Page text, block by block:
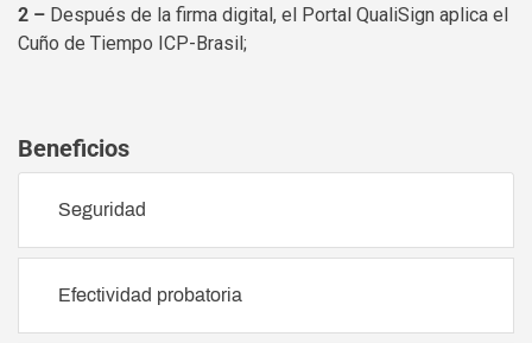
2 – Después de la firma digital, el Portal QualiSign aplica el
Cuño de Tiempo ICP-Brasil;
Beneficios
Seguridad
Efectividad probatoria